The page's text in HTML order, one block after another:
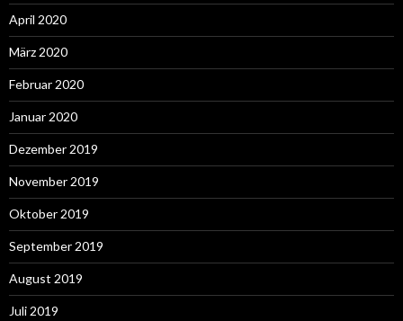
April 2020
März 2020
Februar 2020
Januar 2020
Dezember 2019
November 2019
Oktober 2019
September 2019
August 2019
Juli 2019